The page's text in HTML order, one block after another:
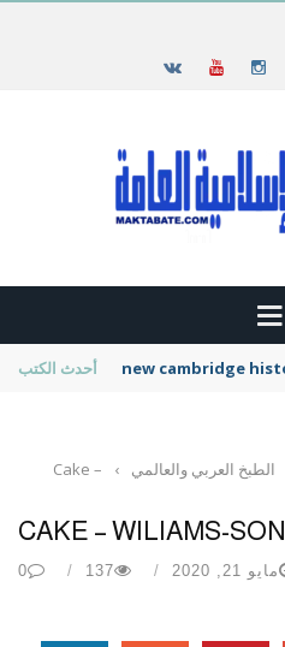
أحدث الكتب new cambridge
الطبخ العربي والعالمي ›
Cake –
CAKE – WILIAMS-
مايو 21, 2020 137
0